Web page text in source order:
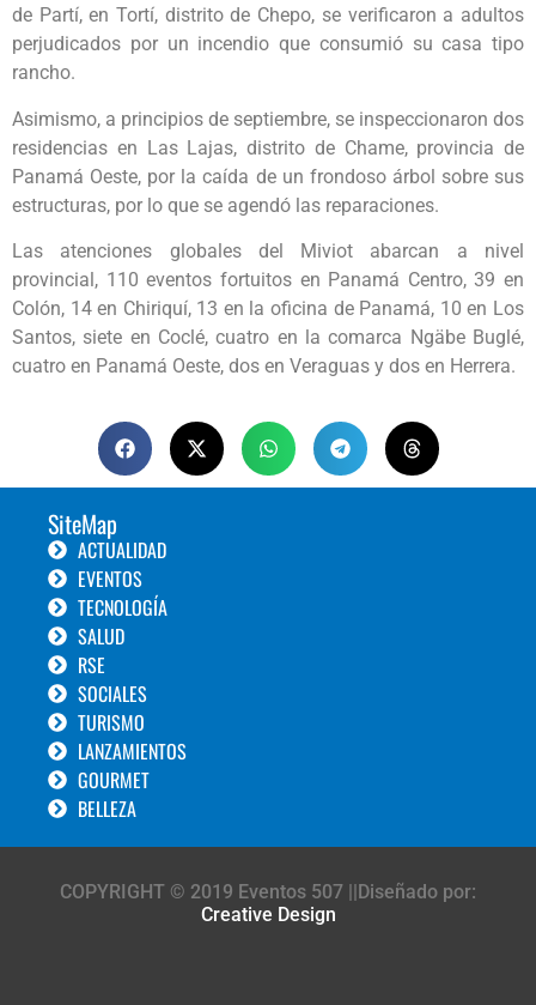
de Partí, en Tortí, distrito de Chepo, se verificaron a adultos
perjudicados por un incendio que consumió su casa tipo
rancho.
Asimismo, a principios de septiembre, se inspeccionaron dos
residencias en Las Lajas, distrito de Chame, provincia de
Panamá Oeste, por la caída de un frondoso árbol sobre sus
estructuras, por lo que se agendó las reparaciones.
Las atenciones globales del Miviot abarcan a nivel
provincial, 110 eventos fortuitos en Panamá Centro, 39 en
Colón, 14 en Chiriquí, 13 en la oficina de Panamá, 10 en Los
Santos, siete en Coclé, cuatro en la comarca Ngäbe Buglé,
cuatro en Panamá Oeste, dos en Veraguas y dos en Herrera.
SiteMap
ACTUALIDAD
EVENTOS
TECNOLOGÍA
SALUD
RSE
SOCIALES
TURISMO
LANZAMIENTOS
GOURMET
BELLEZA
COPYRIGHT © 2019 Eventos 507 ||Diseñado por:
Creative Design